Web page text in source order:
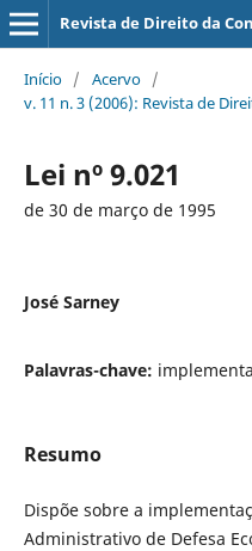
Revista de Direito da
Início / Acervo /
v. 11 n. 3 (2006): Revista de
Lei nº 9.021
de 30 de março de 1995
José Sarney
Palavras-chave:
Resumo
Dispõe sobre a
Administrativo de Defesa